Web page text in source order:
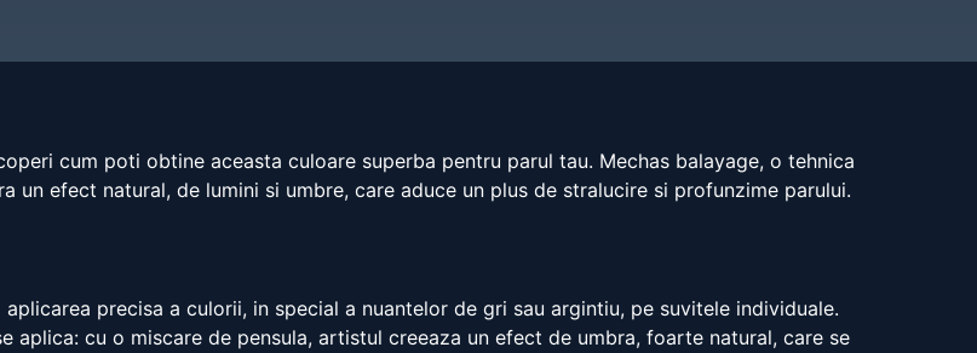
cum poti obtine aceasta culoare superba pentru parul tau. Mechas balayage, o tehnica
efect natural, de lumini si umbre, care aduce un plus de stralucire si profunzime parului.
precisa a culorii, in special a nuantelor de gri sau argintiu, pe suvitele individuale.
cu o miscare de pensula, artistul creeaza un efect de umbra, foarte natural, care se